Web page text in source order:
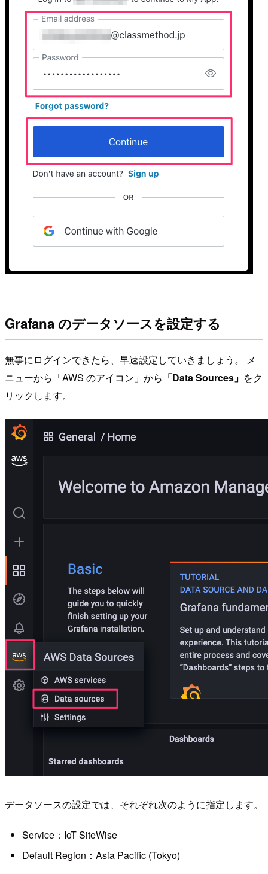
Grafana のデータソースを設定する
無事にログインできたら、早速設定していきましょう。 メ
ニューから「AWS のアイコン」から 「Data Sources」 をク
リックします。
データソースの設定では、それぞれ次のように指定します。
Service：IoT SiteWise
Default Region：Asia Pacific (Tokyo)